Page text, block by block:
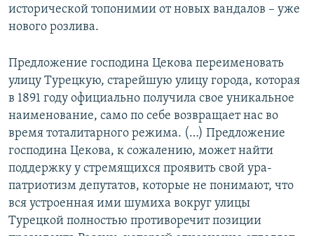
исторической топонимии от новых вандалов – уже
нового розлива.
Предложение господина Цекова переименовать
улицу Турецкую, старейшую улицу города, которая
в 1891 году официально получила свое уникальное
наименование, само по себе возвращает нас во
время тоталитарного режима. (…) Предложение
господина Цекова, к сожалению, может найти
поддержку у стремящихся проявить свой ура-
патриотизм депутатов, которые не понимают, что
вся устроенная ими шумиха вокруг улицы
Турецкой полностью противоречит позиции